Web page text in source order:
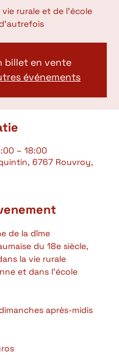
vie rurale et de l'école
billet en vente
événements
– 18:00
6767 Rouvroy,
de la dîme
du 18e siècle,
la vie rurale
et dans l'école
après-midis